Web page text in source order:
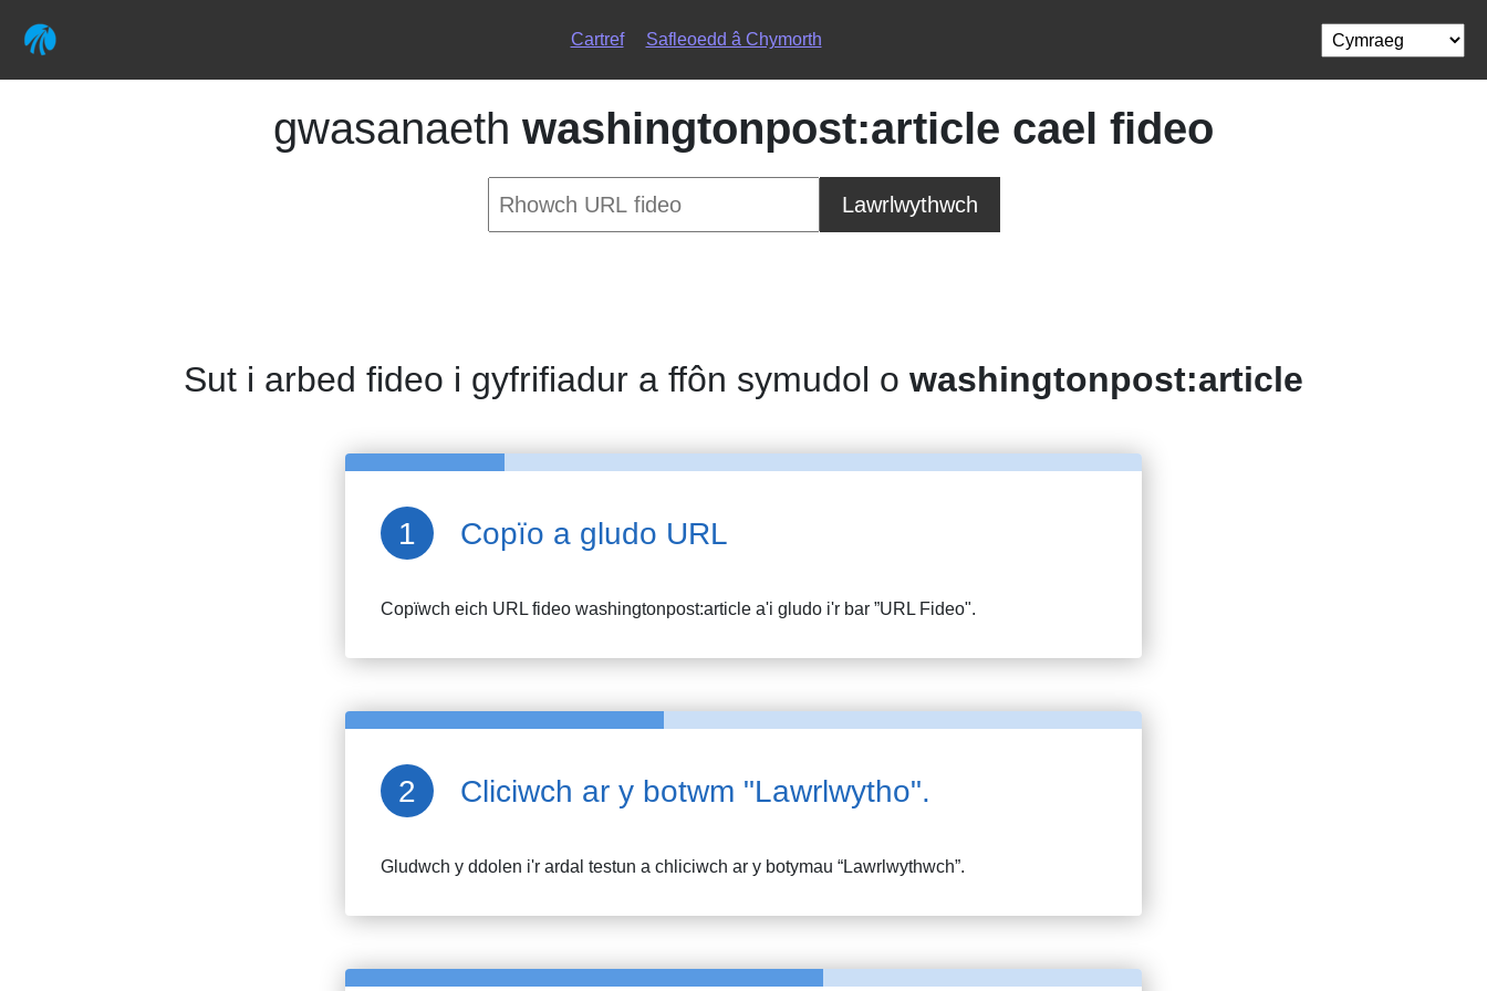
Cartref Safleoedd â Chymorth
gwasanaeth washingtonpost:article cael fideo
Lawrlwythwch
Sut i arbed fideo i gyfrifiadur a ffôn symudol o washingtonpost:article
Copïo a gludo URL
Copïwch eich URL fideo washingtonpost:article a'i gludo i'r bar ”URL Fideo".
Cliciwch ar y botwm "Lawrlwytho".
Gludwch y ddolen i'r ardal testun a chliciwch ar y botymau “Lawrlwythwch”.